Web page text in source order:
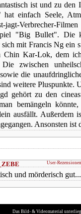
ist und zu den
einfach Seele,
Verbrecher-
"Big Bullet". Die
mit Francis Ng ein
Chin Kar-Lok, dem
zwischen
die
weitere Pluspunkte.
gehört zu den
bemängeln
ausfällt. Außerdem
Ansonsten ist
User-
und mörderisch
Das Bild- & Videomaterial